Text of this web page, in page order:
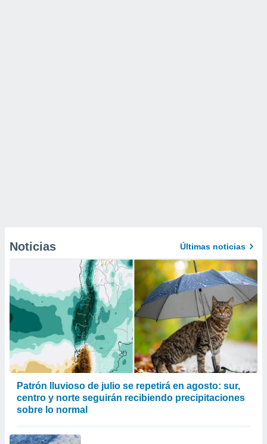
Noticias Últimas noticias
Patrón lluvioso de julio se repetirá en agosto: sur,
centro y norte seguirán recibiendo precipitaciones
sobre lo normal